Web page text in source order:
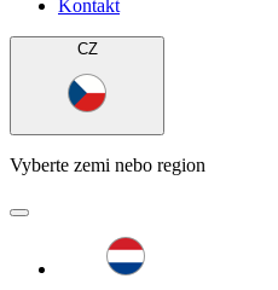
Kontakt
CZ
Vyberte zemi nebo region